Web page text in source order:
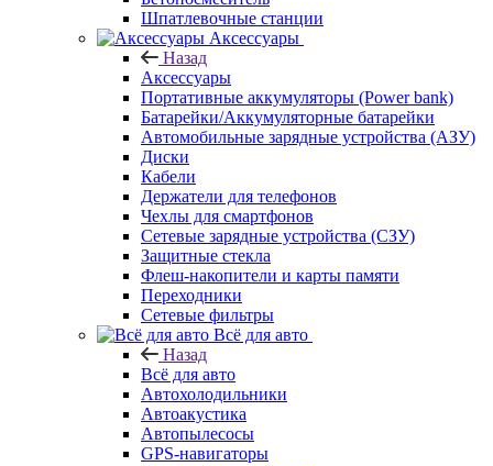
Шпатлевочные станции
Аксессуары
Назад
Аксессуары
Портативные аккумуляторы (Power bank)
Батарейки/Аккумуляторные батарейки
Автомобильные зарядные устройства (АЗУ)
Диски
Кабели
Держатели для телефонов
Чехлы для смартфонов
Сетевые зарядные устройства (СЗУ)
Защитные стекла
Флеш-накопители и карты памяти
Переходники
Сетевые фильтры
Всё для авто
Назад
Всё для авто
Автохолодильники
Автоакустика
Автопылесосы
GPS-навигаторы